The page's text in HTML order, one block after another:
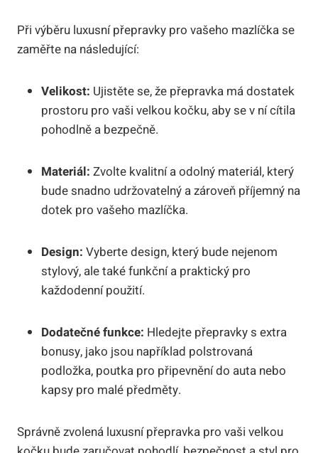
Při výběru luxusní přepravky pro vašeho mazlíčka se
zaměřte na následující:
Velikost: Ujistěte se, že přepravka má dostatek
prostoru pro vaši velkou kočku, aby se v ní cítila
pohodlně a bezpečně.
Materiál: Zvolte kvalitní a odolný materiál, který
bude snadno udržovatelný a zároveň příjemný na
dotek pro vašeho mazlíčka.
Design: Vyberte design, který bude nejenom
stylový, ale také funkční a praktický pro
každodenní použití.
Dodatečné funkce: Hledejte přepravky s extra
bonusy, jako jsou například polstrovaná
podložka, poutka pro připevnění do auta nebo
kapsy pro malé předměty.
Správně zvolená luxusní přepravka pro vaši velkou